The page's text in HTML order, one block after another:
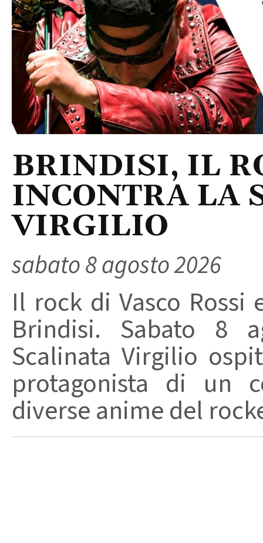
BRINDISI, IL
INCONTRA LA
VIRGILIO
sabato 8 agosto 2026
Il rock di Vasco
Brindisi. Sabato 8
Scalinata Virgilio
protagonista di un
diverse anime del